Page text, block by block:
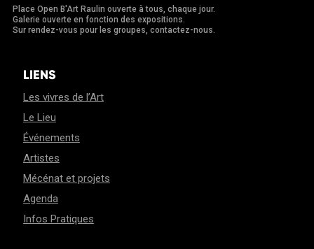
Place Open B'Art Raulin ouverte à tous, chaque jour.
Galerie ouverte en fonction des expositions.
Sur rendez-vous pour les groupes, contactez-nous.
LIENS
Les vivres de l’Art
Le Lieu
Événements
Artistes
Mécénat et projets
Agenda
Infos Pratiques